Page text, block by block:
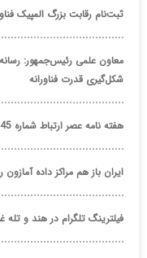
ثبت‌نام رقابت بزرگ المپیک فناوری ۲۰۲۶
معاون علمی رئیس‌جمهور:
شکل‌گیری قدرت فناورانه
هفته نامه عصر ارتباط شماره 1145
ایران باز هم مراکز داده آمازون
فیلترینگ تلگرام در هند و تله